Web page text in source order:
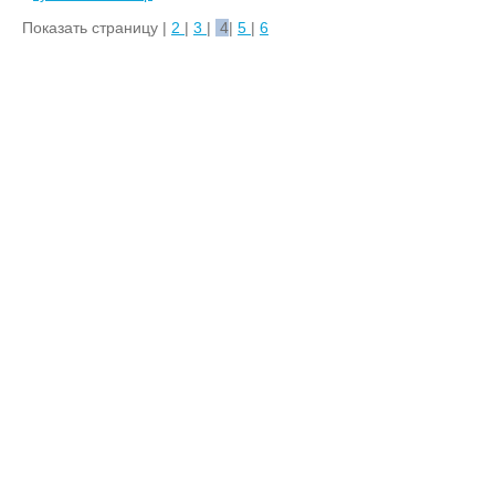
КУХОННАЯ МЕБЕЛЬ (10)
Показать страницу | 2 | 3 | 4| 5 | 6